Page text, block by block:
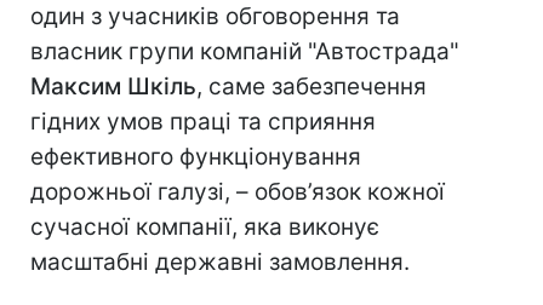
один з учасників обговорення та
власник групи компаній "Автострада"
Максим Шкіль, саме забезпечення
гідних умов праці та сприяння
ефективного функціонування
дорожньої галузі, – обов’язок кожної
сучасної компанії, яка виконує
масштабні державні замовлення.